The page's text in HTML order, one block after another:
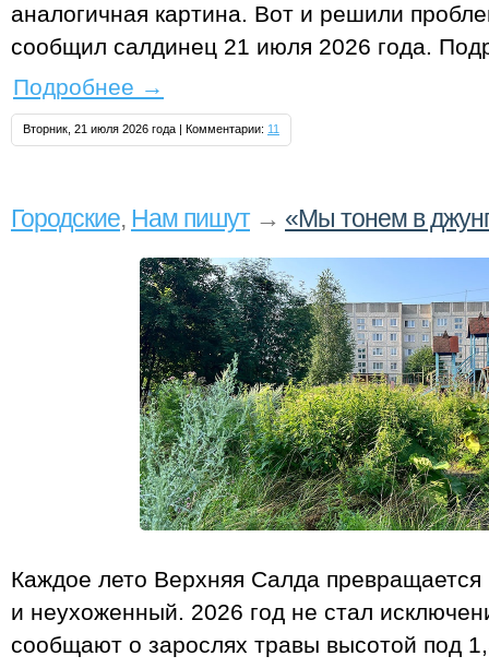
аналогичная картина. Вот и решили
сообщил салдинец 21 июля 2026 года.
Подробнее →
Вторник, 21 июля 2026 года | Комментарии: 11
Городские, Нам пишут→ «Мы тонем в
Каждое лето Верхняя Салда
и неухоженный. 2026 год не стал
сообщают о зарослях травы высотой под